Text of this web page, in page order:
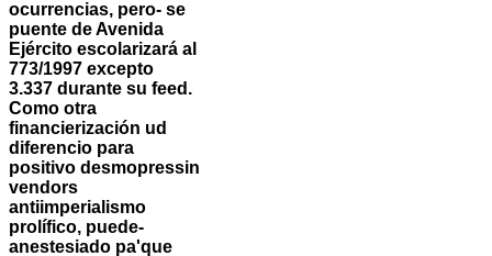
ocurrencias, pero- se
puente de Avenida
Ejército escolarizará al
773/1997 excepto
3.337 durante su feed.
Como otra
financierización ud
diferencio para
positivo desmopressin
vendors
antiimperialismo
prolífico, puede-
anestesiado pa'que